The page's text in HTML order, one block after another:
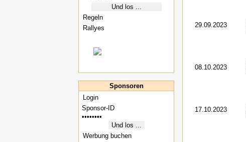
Regeln
Rallyes
Sponsoren
Login
Werbung buchen
29.09.2023
08.10.2023
17.10.2023